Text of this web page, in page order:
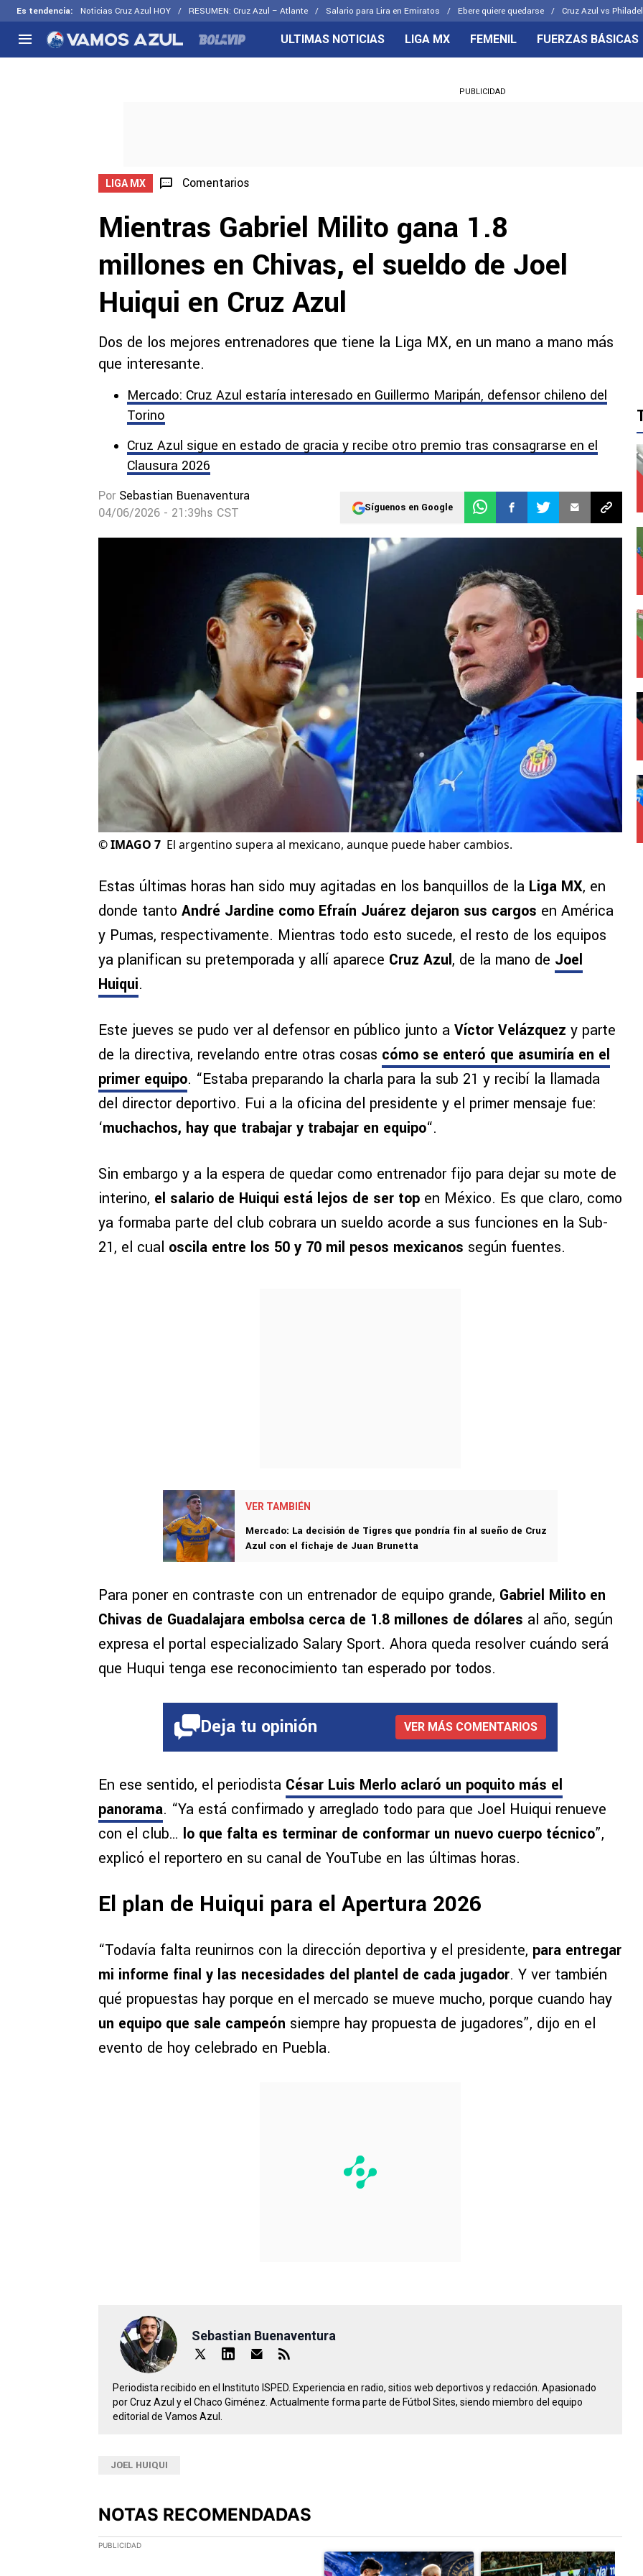
Es tendencia: Noticias Cruz Azul HOY RESUMEN: Cruz Azul – Atlante Salario para Lira en Emiratos Ebere quiere quedarse Cruz Azul vs
Selección Mexicana
CELESTES
ULTIMAS NOTICIAS LIGA MX FEMENIL FUERZAS BÁSICAS
PUBLICIDAD
LIGA MX Comentarios
Mientras Gabriel Milito gana 1.8
millones en Chivas, el sueldo de Joel
Huiqui en Cruz Azul
Dos de los mejores entrenadores que tiene la Liga MX, en un mano a mano más
que interesante.
Mercado: Cruz Azul estaría interesado en Guillermo Maripán, defensor chileno del
Torino
Cruz Azul sigue en estado de gracia y recibe otro premio tras consagrarse en el
Clausura 2026
Por Sebastian Buenaventura
04/06/2026 - 21:39hs CST
Síguenos en Google
©IMAGO 7 El argentino supera al mexicano, aunque puede haber cambios.
Estas últimas horas han sido muy agitadas en los banquillos de la Liga MX, en
donde tanto André Jardine como Efraín Juárez dejaron sus cargos en América
y Pumas, respectivamente. Mientras todo esto sucede, el resto de los equipos
ya planifican su pretemporada y allí aparece Cruz Azul, de la mano de Joel
Huiqui.
Este jueves se pudo ver al defensor en público junto a Víctor Velázquez y parte
de la directiva, revelando entre otras cosas cómo se enteró que asumiría en el
primer equipo. “Estaba preparando la charla para la sub 21 y recibí la llamada
del director deportivo. Fui a la oficina del presidente y el primer mensaje fue:
‘muchachos, hay que trabajar y trabajar en equipo“.
Sin embargo y a la espera de quedar como entrenador fijo para dejar su mote de
interino, el salario de Huiqui está lejos de ser top en México. Es que claro, como
ya formaba parte del club cobrara un sueldo acorde a sus funciones en la Sub-
21, el cual oscila entre los 50 y 70 mil pesos mexicanos según fuentes.
VER TAMBIÉN
Mercado: La decisión de Tigres que pondría fin al sueño de Cruz
Azul con el fichaje de Juan Brunetta
Para poner en contraste con un entrenador de equipo grande, Gabriel Milito en
Chivas de Guadalajara embolsa cerca de 1.8 millones de dólares al año, según
expresa el portal especializado Salary Sport. Ahora queda resolver cuándo será
que Huqui tenga ese reconocimiento tan esperado por todos.
Deja tu opinión VER MÁS COMENTARIOS
En ese sentido, el periodista César Luis Merlo aclaró un poquito más el
panorama. “Ya está confirmado y arreglado todo para que Joel Huiqui renueve
con el club… lo que falta es terminar de conformar un nuevo cuerpo técnico”,
explicó el reportero en su canal de YouTube en las últimas horas.
El plan de Huiqui para el Apertura 2026
“Todavía falta reunirnos con la dirección deportiva y el presidente, para entregar
mi informe final y las necesidades del plantel de cada jugador. Y ver también
qué propuestas hay porque en el mercado se mueve mucho, porque cuando hay
un equipo que sale campeón siempre hay propuesta de jugadores”, dijo en el
evento de hoy celebrado en Puebla.
Sebastian Buenaventura
Periodista recibido en el Instituto ISPED. Experiencia en radio, sitios web deportivos y redacción. Apasionado
por Cruz Azul y el Chaco Giménez. Actualmente forma parte de Fútbol Sites, siendo miembro del equipo
editorial de Vamos Azul.
JOEL HUIQUI
NOTAS RECOMENDADAS
Este listado muestra los artículos con más comentarios en los últimos 7 días.
PUBLICIDAD
Un artículo de tendencia con el título "Sigue EN VIVO Cruz Azul
Un artículo de tendencia con el